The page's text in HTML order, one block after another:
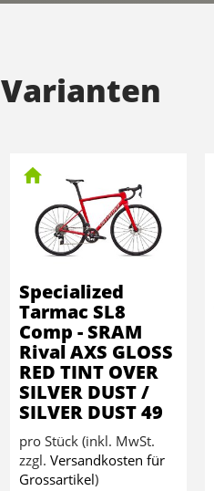
Varianten
Specialized
Tarmac SL8
Comp - SRAM
Rival AXS GLOSS
RED TINT OVER
SILVER DUST /
SILVER DUST 49
pro Stück (inkl. MwSt.
zzgl. Versandkosten für
Grossartikel)